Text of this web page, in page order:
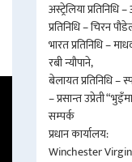
अस्ट्रेलिया
प्रतिनिधि – चिरन
भारत प्रतिनिधि –
रबी न्यौपाने,
बेलायत प्रतिनिधि –
– प्रसान्त उप्रेती
सम्पर्क
प्रधान कार्यालय:
Winchester